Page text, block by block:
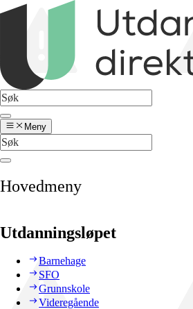
Meny
Hovedmeny
Utdanningsløpet
Barnehage
SFO
Grunnskole
Videregående